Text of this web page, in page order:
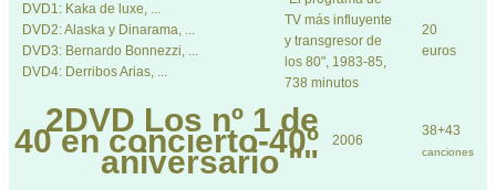
DVD1: Kaka de luxe, ...
DVD2: Alaska y Dinarama, ...
DVD3: Bernardo Bonnezzi, ...
DVD4: Derribos Arias, ...
TV más influyente
y transgresor de
los 80", 1983-85,
738 minutos
20
euros
2DVD Los nº 1 de
40 en concierto-40º
aniversario ""
2006
38+43
canciones